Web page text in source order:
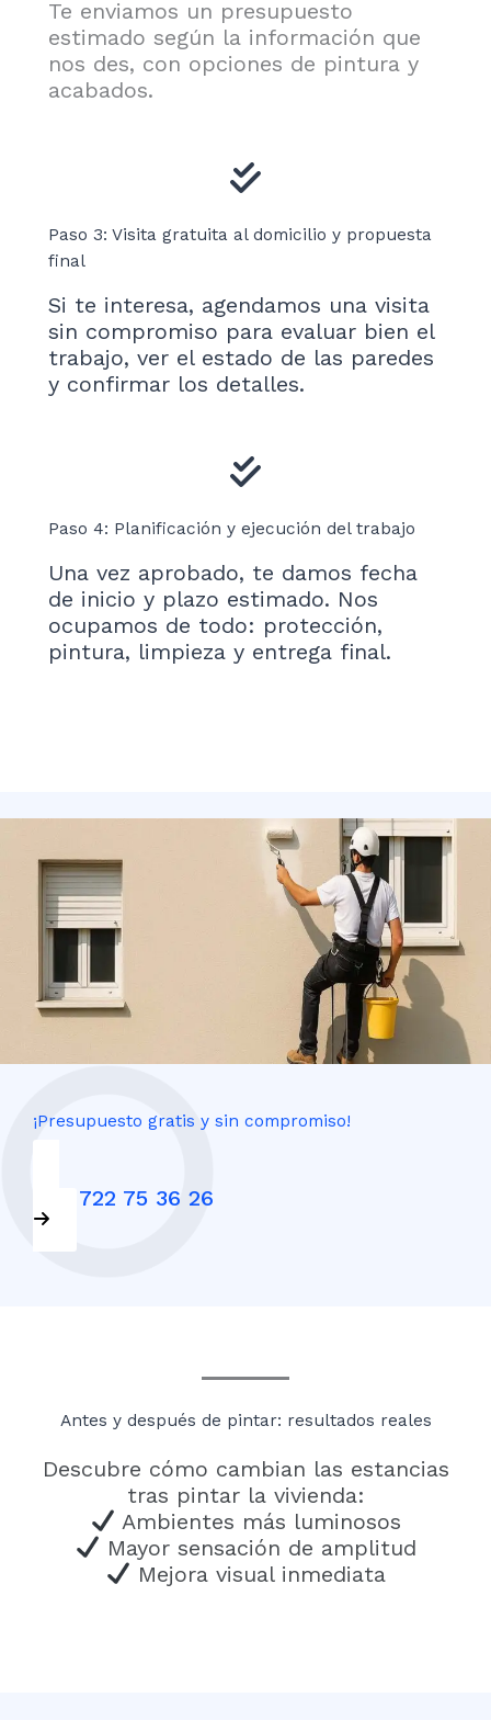
Te enviamos un presupuesto
estimado según la información que
nos des, con opciones de pintura y
acabados.
Paso 3: Visita gratuita al domicilio y propuesta
final
Si te interesa, agendamos una visita
sin compromiso para evaluar bien el
trabajo, ver el estado de las paredes
y confirmar los detalles.
Paso 4: Planificación y ejecución del trabajo
Una vez aprobado, te damos fecha
de inicio y plazo estimado. Nos
ocupamos de todo: protección,
pintura, limpieza y entrega final.
¡Presupuesto gratis y sin compromiso!
+34 722 75 36 26
Antes y después de pintar: resultados reales
Descubre cómo cambian las estancias
tras pintar la vivienda:
Ambientes más luminosos
Mayor sensación de amplitud
Mejora visual inmediata